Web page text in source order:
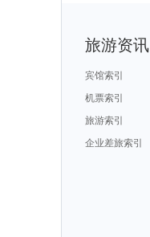
旅游资讯
宾馆索引
机票索引
旅游索引
企业差旅索引